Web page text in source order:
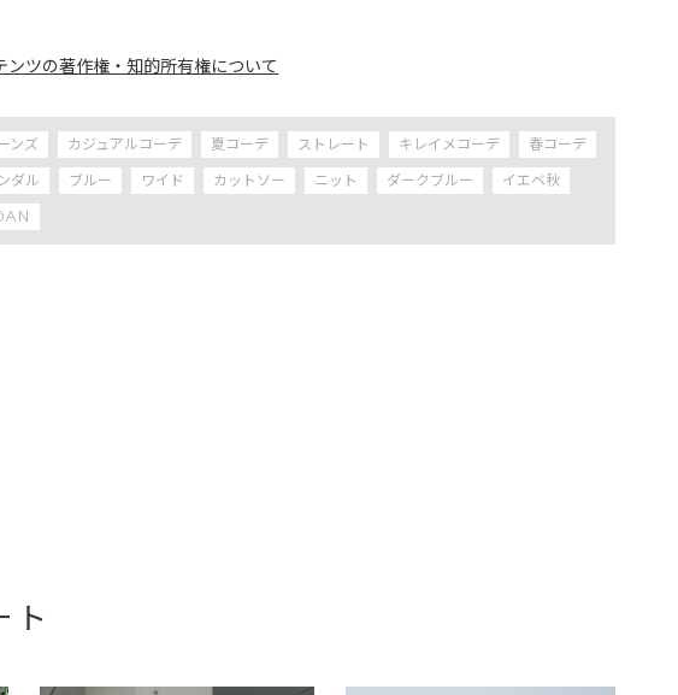
ンツの著作権・知的所有権について
ンズ カジュアルコーデ 夏コーデ ストレート キレイメコーデ 春コーデ
ダル ブルー ワイド カットソー ニット ダークブルー イエベ秋
ト